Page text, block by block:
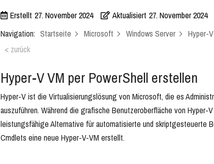
Erstellt 27. November 2024 Aktualisiert 27. November 2024
Navigation: Startseite Microsoft Windows Server
Hyper-
< zurück
Hyper-V VM per PowerShell erstellen
Hyper-V ist die Virtualisierungslösung von Microsoft, die es
auszuführen. Während die grafische Benutzeroberfläche von
leistungsfähige Alternative für automatisierte und skriptgesteuerte
Cmdlets eine neue Hyper-V-VM erstellt.